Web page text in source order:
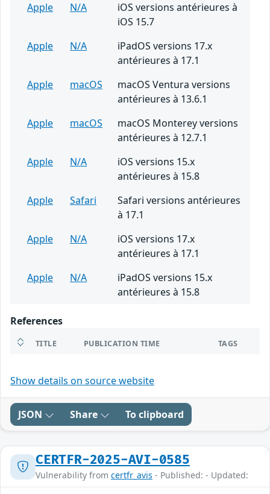
Apple
N/A
iOS versions antérieures à
iOS 15.7
Apple
N/A
iPadOS versions 17.x
antérieures à 17.1
Apple
macOS
macOS Ventura versions
antérieures à 13.6.1
Apple
macOS
macOS Monterey versions
antérieures à 12.7.1
Apple
N/A
iOS versions 15.x
antérieures à 15.8
Apple
Safari
Safari versions antérieures
à 17.1
Apple
N/A
iOS versions 17.x
antérieures à 17.1
Apple
N/A
iPadOS versions 15.x
antérieures à 15.8
References
TITLE PUBLICATION TIME TAGS
Show details on source website
JSON Share To clipboard
CERTFR-2025-AVI-0585
Vulnerability from certfr_avis - Published: - Updated: